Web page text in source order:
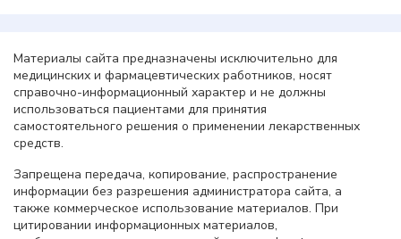
Материалы сайта предназначены исключительно для
медицинских и фармацевтических работников, носят
справочно-информационный характер и не должны
использоваться пациентами для принятия
самостоятельного решения о применении лекарственных
средств.
Запрещена передача, копирование, распространение
информации без разрешения администратора сайта, а
также коммерческое использование материалов. При
цитировании информационных материалов,